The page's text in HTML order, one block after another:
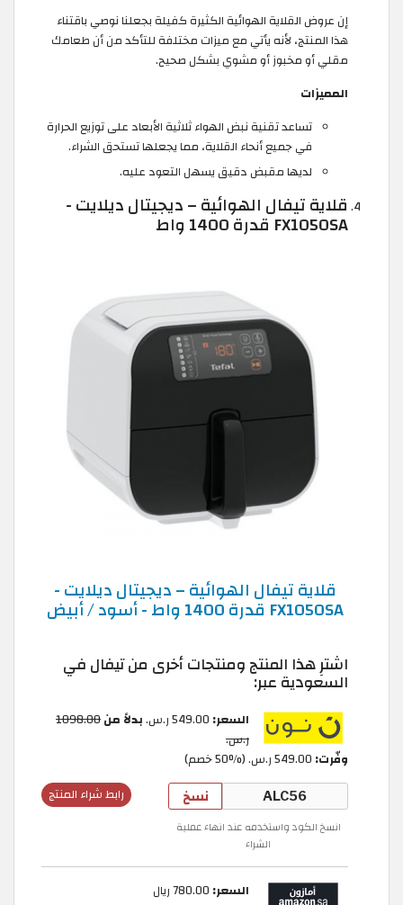
إن عروض القلاية الهوائية الكثيرة كفيلة بجعلنا نوصي باقتناء
هذا المنتج، لأنه يأتي مع ميزات مختلفة للتأكد من أن طعامك
مقلي أو مخبوز أو مشوي بشكل صحيح.
المميزات
تساعد تقنية نبض الهواء ثلاثية الأبعاد على توزيع الحرارة
في جميع أنحاء القلاية، مما يجعلها تستحق الشراء.
لديها مقبض دقيق يسهل التعود عليه.
قلاية تيفال الهوائية – ديجيتال ديلايت -
FX1050SA قدرة 1400 واط
قلاية تيفال الهوائية – ديجيتال ديلايت -
FX1050SA قدرة 1400 واط - أسود / أبيض
اشترِ هذا المنتج ومنتجات أخرى من تيفال في
السعودية عبر:
السعر: بدلاً من1098.00
ر.س.
وفّرت:
رابط شراء المنتج نسخ
انسخ الكود واستخدمه عند انهاء عملية
الشراء
السعر: